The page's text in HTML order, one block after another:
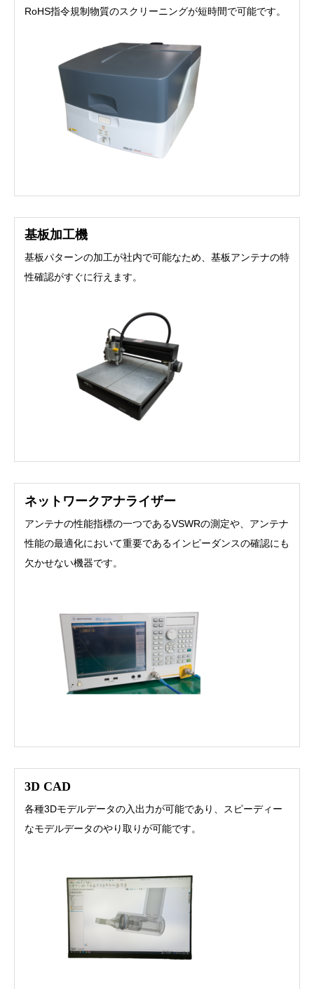
RoHS指令規制物質のスクリーニングが短時間で可能です。
基板加工機
基板パターンの加工が社内で可能なため、基板アンテナの特
性確認がすぐに行えます。
ネットワークアナライザー
アンテナの性能指標の一つであるVSWRの測定や、アンテナ
性能の最適化において重要であるインピーダンスの確認にも
欠かせない機器です。
3D CAD
各種3Dモデルデータの入出力が可能であり、スピーディー
なモデルデータのやり取りが可能です。